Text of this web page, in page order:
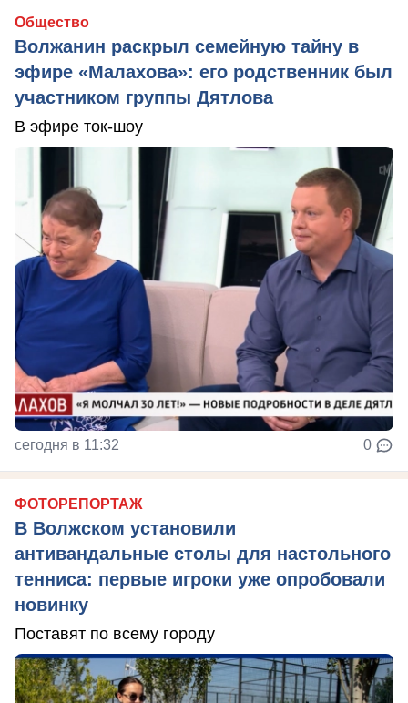
Общество
Волжанин раскрыл семейную тайну в
эфире «Малахова»: его родственник был
участником группы Дятлова
В эфире ток-шоу
сегодня в 11:32 0
ФОТОРЕПОРТАЖ
В Волжском установили
антивандальные столы для настольного
тенниса: первые игроки уже опробовали
новинку
Поставят по всему городу